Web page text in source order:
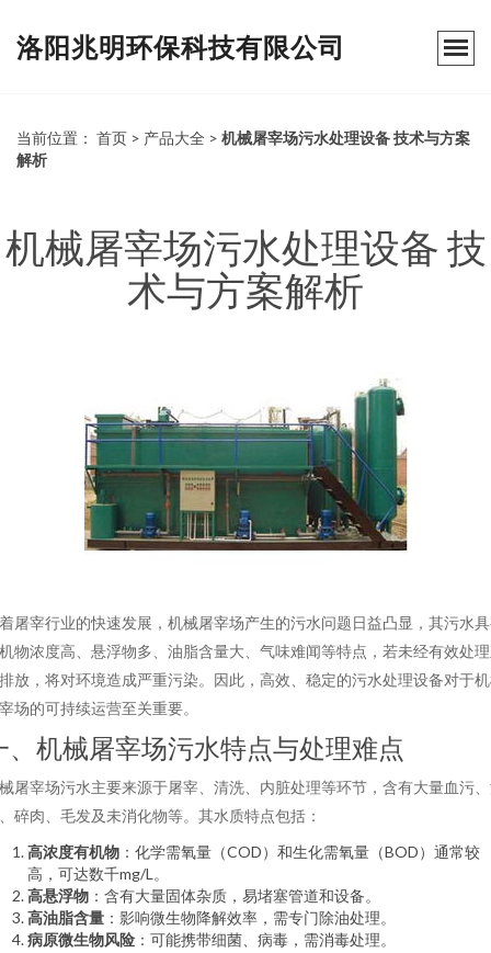
洛阳兆明环保科技有限公司
当前位置： 首页 > 产品大全 > 机械屠宰场污水处理设备 技术与方案
解析
机械屠宰场污水处理设备 技
术与方案解析
屠宰行业的快速发展，机械屠宰场产生的污水问题日益凸显，其污水
物浓度高、悬浮物多、油脂含量大、气味难闻等特点，若未经有效处
放，将对环境造成严重污染。因此，高效、稳定的污水处理设备对于
场的可持续运营至关重要。
、机械屠宰场污水特点与处理难点
屠宰场污水主要来源于屠宰、清洗、内脏处理等环节，含有大量血污
碎肉、毛发及未消化物等。其水质特点包括：
高浓度有机物 ：化学需氧量（COD）和生化需氧量（BOD）通常较
高，可达数千mg/L。
高悬浮物 ：含有大量固体杂质，易堵塞管道和设备。
高油脂含量 ：影响微生物降解效率，需专门除油处理。
病原微生物风险 ：可能携带细菌、病毒，需消毒处理。